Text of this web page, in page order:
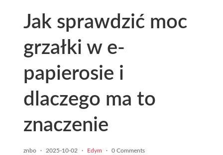
Jak sprawdzić moc
grzałki w e-
papierosie i
dlaczego ma to
znaczenie
znbo · 2025-10-02 · Edym · 0 Comments